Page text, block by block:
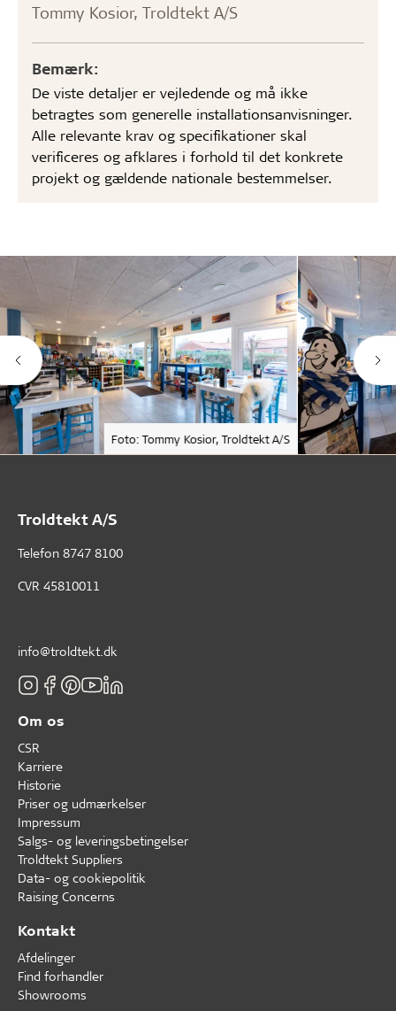
Tommy Kosior, Troldtekt A/S
Bemærk:
De viste detaljer er vejledende og må ikke
betragtes som generelle installationsanvisninger.
Alle relevante krav og specifikationer skal
verificeres og afklares i forhold til det konkrete
projekt og gældende nationale bestemmelser.
Foto: Tommy Kosior, Troldtekt A/S
Troldtekt A/S
Telefon 8747 8100
CVR 45810011
info@troldtekt.dk
Om os
CSR
Karriere
Historie
Priser og udmærkelser
Impressum
Salgs- og leveringsbetingelser
Troldtekt Suppliers
Data- og cookiepolitik
Raising Concerns
Kontakt
Afdelinger
Find forhandler
Showrooms